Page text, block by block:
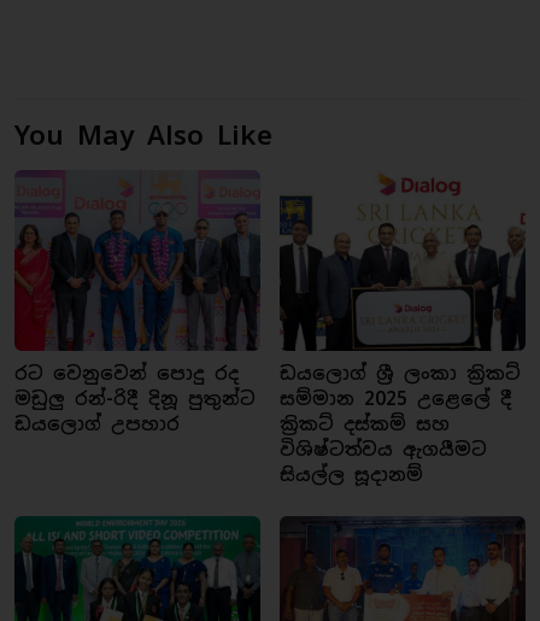
You May Also Like
රට වෙනුවෙන් පොදු රද
මඩුලු රන්-රිදී දිනූ පුතුන්ට
ඩයලොග් උපහාර
ඩයලොග් ශ්‍රී ලංකා ක්‍රිකට්
සම්මාන 2025 උළෙලේ දී
ක්‍රිකට් දස්කම් සහ
විශිෂ්ටත්වය ඇගයීමට
සියල්ල සූදානම්